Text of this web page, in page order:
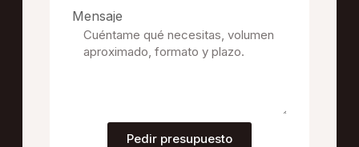
Mensaje
Pedir presupuesto